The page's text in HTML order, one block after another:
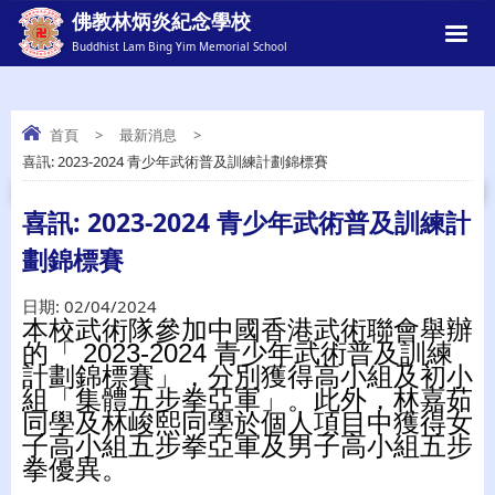
佛教林炳炎紀念學校
Buddhist Lam Bing Yim Memorial School
喜訊: 2023-2024 青少年武術普及訓練計劃
錦標賽
首頁 > 最新消息
>
喜訊: 2023-2024 青少年武術普及訓練計劃錦標賽
喜訊: 2023-2024 青少年武術普及訓練計
劃錦標賽
日期: 02/04/2024
本校武術隊參加中國香港武術聯會舉辦
的「 2023-2024 青少年武術普及訓練
計劃錦標賽」，分別獲得高小組及初小
組「集體五步拳亞軍」。此外，林嘉茹
同學及林峻熙同學於個人項目中獲得女
子高小組五步拳亞軍及男子高小組五步
拳優異。